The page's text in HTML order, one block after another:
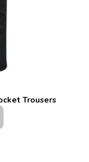
Trousers